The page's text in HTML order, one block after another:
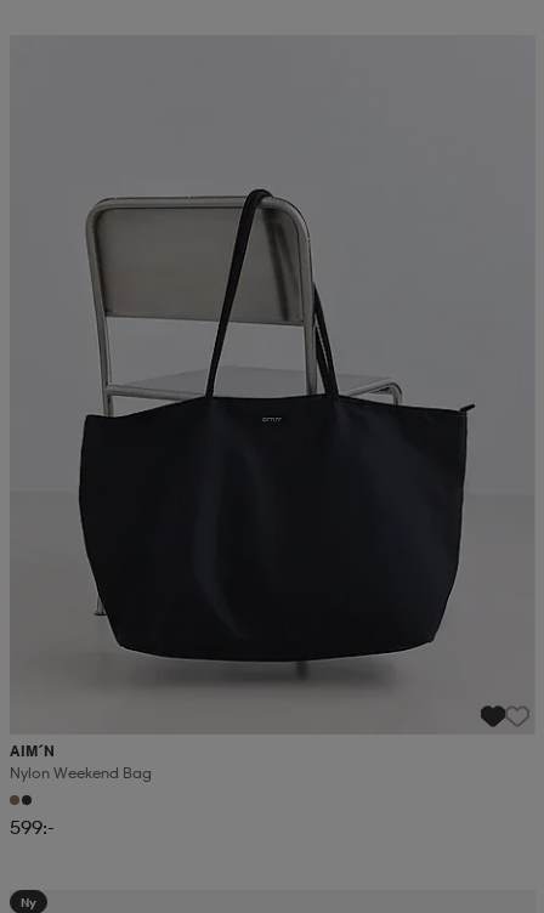
AIM´N
Nylon Weekend Bag
599:-
Ny